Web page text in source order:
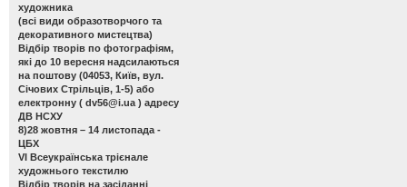
художника
(всі види образотворчого та
декоративного мистецтва)
Відбір творів по фотографіям,
які до 10 вересня надсилаються
на поштову (04053, Київ, вул.
Січових Стрільців, 1-5) або
електронну ( dv56@i.ua ) адресу
ДВ НСХУ
8)28 жовтня – 14 листопада -
ЦБХ
VІ Всеукраїнська трієнале
художнього текстилю
Відбір творів на засіданні